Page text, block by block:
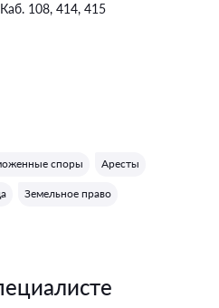
108, 414, 415
споры Аресты
Земельное право